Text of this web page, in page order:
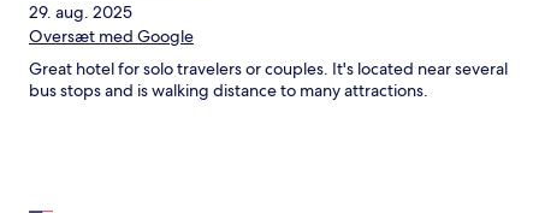
29. aug. 2025
Oversæt med Google
Great hotel for solo travelers or couples. It's located near several
bus stops and is walking distance to many attractions.